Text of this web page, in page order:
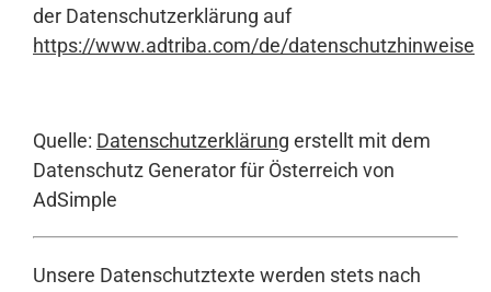
der Datenschutzerklärung auf
https://www.adtriba.com/de/datenschutzhinweise
Quelle: Datenschutzerklärung erstellt mit dem
Datenschutz Generator für Österreich von
AdSimple
Unsere Datenschutztexte werden stets nach